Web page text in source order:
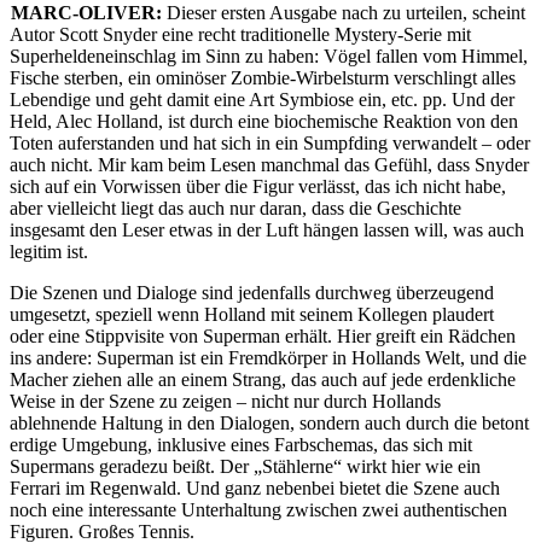
MARC-OLIVER: Dieser ersten Ausgabe nach zu urteilen, scheint
Autor Scott Snyder eine recht traditionelle Mystery-Serie mit
Superheldeneinschlag im Sinn zu haben: Vögel fallen vom Himmel,
Fische sterben, ein ominöser Zombie-Wirbelsturm verschlingt alles
Lebendige und geht damit eine Art Symbiose ein, etc. pp. Und der
Held, Alec Holland, ist durch eine biochemische Reaktion von den
Toten auferstanden und hat sich in ein Sumpfding verwandelt – oder
auch nicht. Mir kam beim Lesen manchmal das Gefühl, dass Snyder
sich auf ein Vorwissen über die Figur verlässt, das ich nicht habe,
aber vielleicht liegt das auch nur daran, dass die Geschichte
insgesamt den Leser etwas in der Luft hängen lassen will, was auch
legitim ist.
Die Szenen und Dialoge sind jedenfalls durchweg überzeugend
umgesetzt, speziell wenn Holland mit seinem Kollegen plaudert
oder eine Stippvisite von Superman erhält. Hier greift ein Rädchen
ins andere: Superman ist ein Fremdkörper in Hollands Welt, und die
Macher ziehen alle an einem Strang, das auch auf jede erdenkliche
Weise in der Szene zu zeigen – nicht nur durch Hollands
ablehnende Haltung in den Dialogen, sondern auch durch die betont
erdige Umgebung, inklusive eines Farbschemas, das sich mit
Supermans geradezu beißt. Der „Stählerne“ wirkt hier wie ein
Ferrari im Regenwald. Und ganz nebenbei bietet die Szene auch
noch eine interessante Unterhaltung zwischen zwei authentischen
Figuren. Großes Tennis.